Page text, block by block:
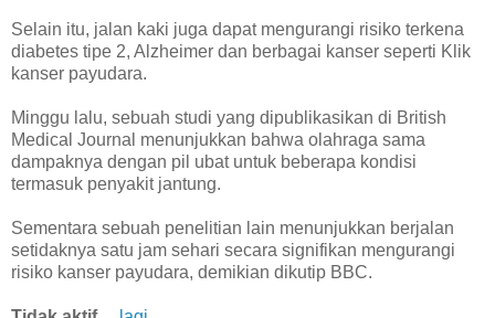
Selain itu, jalan kaki juga dapat mengurangi risiko terkena
diabetes tipe 2, Alzheimer dan berbagai kanser seperti Klik
kanser payudara.
Minggu lalu, sebuah studi yang dipublikasikan di British
Medical Journal menunjukkan bahwa olahraga sama
dampaknya dengan pil ubat untuk beberapa kondisi
termasuk penyakit jantung.
Sementara sebuah penelitian lain menunjukkan berjalan
setidaknya satu jam sehari secara signifikan mengurangi
risiko kanser payudara, demikian dikutip BBC.